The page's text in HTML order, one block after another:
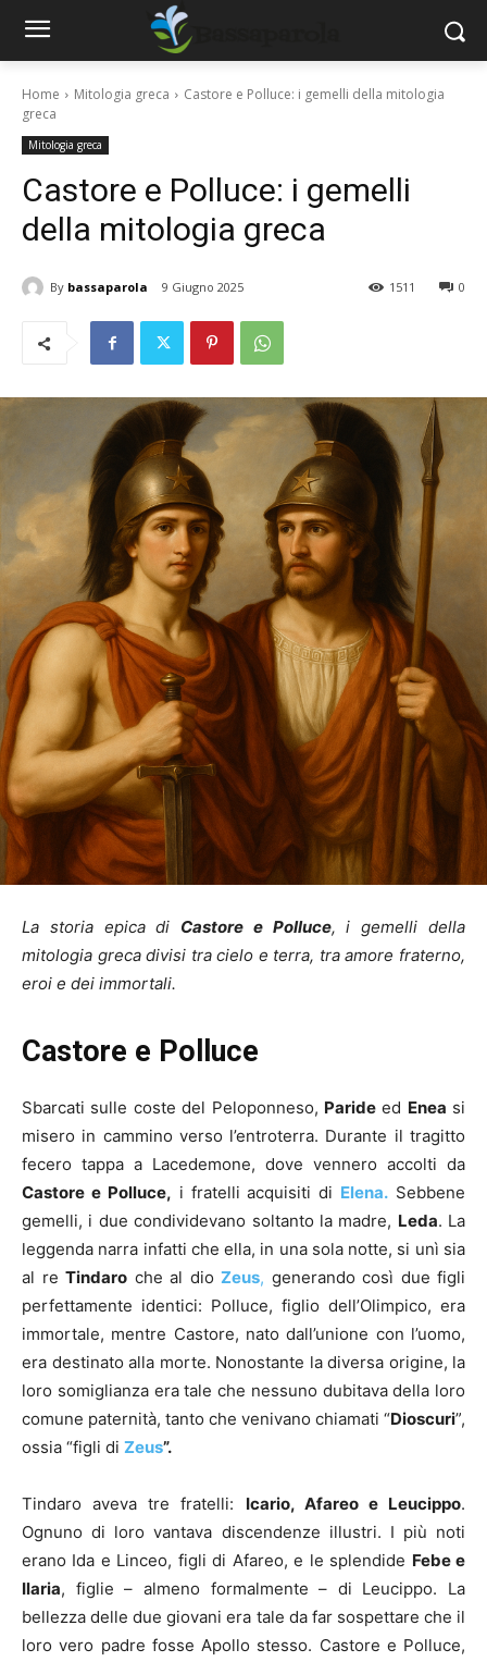
Home Mitologia greca
Castore e Polluce: i gemelli della mitologia
greca
Mitologia greca
Castore e Polluce: i gemelli
della mitologia greca
By bassaparola 9 Giugno 2025 0
1511
La storia epica di Castore e Polluce, i gemelli della
mitologia greca divisi tra cielo e terra, tra amore fraterno,
eroi e dei immortali.
Castore e Polluce
Sbarcati sulle coste del Peloponneso, Parideed Enea si
misero in cammino verso l’entroterra. Durante il tragitto
fecero tappa a Lacedemone, dove vennero accolti da
Castore e Polluce, i fratelli acquisiti di Elena. Sebbene
gemelli, i due condividevano soltanto la madre, Leda. La
leggenda narra infatti che ella, in una sola notte, si unì sia
al re Tindaro che al dio Zeus, generando così due figli
perfettamente identici: Polluce, figlio dell’Olimpico, era
immortale, mentre Castore, nato dall’unione con l’uomo,
era destinato alla morte. Nonostante la diversa origine, la
loro somiglianza era tale che nessuno dubitava della loro
comune paternità, tanto che venivano chiamati “Dioscuri”,
ossia “figli di Zeus”.
Tindaro aveva tre fratelli: Icario, Afareo e Leucippo.
Ognuno di loro vantava discendenze illustri. I più noti
erano Ida e Linceo, figli di Afareo, e le splendide Febe e
Ilaria, figlie – almeno formalmente – di Leucippo. La
bellezza delle due giovani era tale da far sospettare che il
loro vero padre fosse Apollo stesso. Castore e Polluce,